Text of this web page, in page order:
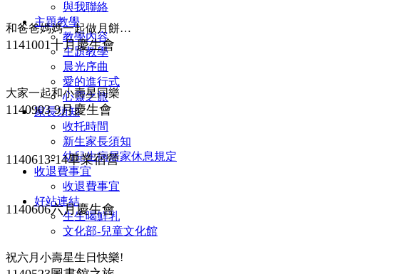
與我聯絡
主題教學
教學內容
主題教學
晨光序曲
愛的進行式
心靈之旅
家長須知
收托時間
新生家長須知
幼兒生病居家休息規定
收退費事宜
收退費事宜
好站連結
生生喝鮮乳
文化部-兒童文化館
和爸爸媽媽一起做月餅慶中秋。
1141001十月慶生會
大家一起和小壽星同樂
1140903 9月慶生會
1140613-14畢業宿營
1140606六月慶生會
祝六月小壽星生日快樂!